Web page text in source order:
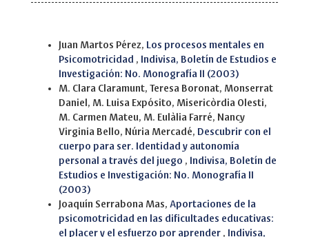
Juan Martos Pérez, Los procesos mentales en
Psicomotricidad , Indivisa, Boletín de Estudios e
Investigación: No. Monografía II (2003)
M. Clara Claramunt, Teresa Boronat, Monserrat
Daniel, M. Luisa Expósito, Misericòrdia Olesti,
M. Carmen Mateu, M. Eulàlia Farré, Nancy
Virginia Bello, Núria Mercadé, Descubrir con el
cuerpo para ser. Identidad y autonomía
personal a través del juego , Indivisa, Boletín de
Estudios e Investigación: No. Monografía II
(2003)
Joaquín Serrabona Mas, Aportaciones de la
psicomotricidad en las dificultades educativas:
el placer y el esfuerzo por aprender , Indivisa,